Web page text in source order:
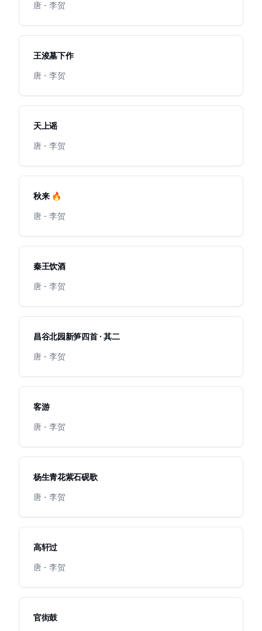
唐 - 李贺
王浚墓下作
唐 - 李贺
天上谣
唐 - 李贺
秋来 🔥
唐 - 李贺
秦王饮酒
唐 - 李贺
昌谷北园新笋四首 · 其二
唐 - 李贺
客游
唐 - 李贺
杨生青花紫石砚歌
唐 - 李贺
高轩过
唐 - 李贺
官街鼓